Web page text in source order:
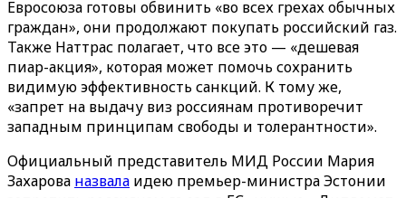
Евросоюза готовы обвинить «во всех грехах обычных
граждан», они продолжают покупать российский газ.
Также Наттрас полагает, что все это — «дешевая
пиар-акция», которая может помочь сохранить
видимую эффективность санкций. К тому же,
«запрет на выдачу виз россиянам противоречит
западным принципам свободы и толерантности».
Официальный представитель МИД России Мария
Захарова назвала идею премьер-министра Эстонии